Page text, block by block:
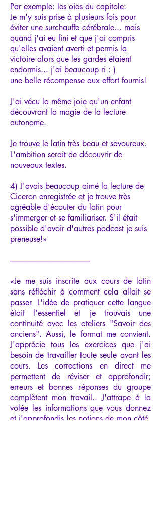
Par exemple: les oies du capitole:
Je m'y suis prise à plusieurs fois pour
éviter une surchauffe cérébrale... mais
quand j'ai eu fini et que j'ai compris
qu'elles avaient averti et permis la
victoire alors que les gardes étaient
endormis... j'ai beaucoup ri : )
une belle récompense aux effort fournis!
J'ai vécu la même joie qu'un enfant
découvrant la magie de la lecture
autonome.
Je trouve le latin très beau et savoureux.
L'ambition serait de découvrir de
nouveaux textes.
4) J'avais beaucoup aimé la lecture de
Ciceron enregistrée et je trouve très
agréable d'écouter du latin pour
s'immerger et se familiariser. S'il était
possible d'avoir d'autres podcast je suis
preneuse!»
-----------------------------------------------------
«Je me suis inscrite aux cours de latin
sans réfléchir à comment cela allait se
passer. L'idée de pratiquer cette langue
était l'essentiel et je trouvais une
continuité avec les ateliers "Savoir des
anciens". Aussi, le format me convient.
J'apprécie tous les exercices que j'ai
besoin de travailler toute seule avant les
cours. Les corrections en direct me
permettent de réviser et approfondir;
erreurs et bonnes réponses du groupe
complètent mon travail.. J'attrape à la
volée les informations que vous donnez
et j'approfondis les notions de mon côté.